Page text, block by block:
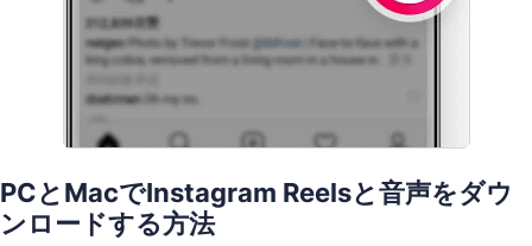
PCとMacでInstagram Reelsと音声をダウ
ンロードする方法